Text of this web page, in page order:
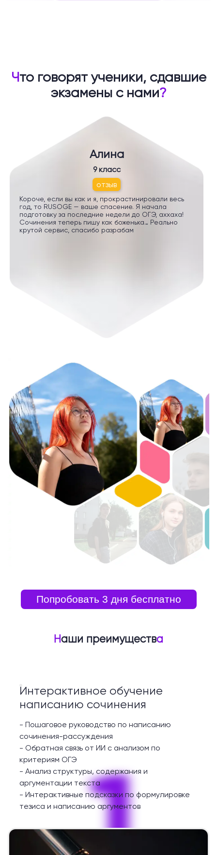
Что говорят ученики, сдавшие
экзамены с нами?
Алина
9 класс
отзыв
Короче, если вы как и я, прокрастинировали весь
год, то RUSOGE — ваше спасение. Я начала
подготовку за последние недели до ОГЭ, аххаха!
Сочинения теперь пишу как боженька… Реально
крутой сервис, спасибо разрабам
Попробовать 3 дня бесплатно
Наши преимущества
1
Интерактивное обучение
написанию сочинения
- Пошаговое руководство по написанию
сочинения-рассуждения
- Обратная связь от ИИ с анализом по
критериям ОГЭ
- Анализ структуры, содержания и
аргументации текста
- Интерактивные подсказки по формулировке
тезиса и написанию аргументов